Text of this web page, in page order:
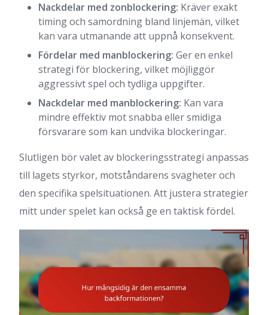
Nackdelar med zonblockering: Kräver exakt
timing och samordning bland linjemän, vilket
kan vara utmanande att uppnå konsekvent.
Fördelar med manblockering: Ger en enkel
strategi för blockering, vilket möjliggör
aggressivt spel och tydliga uppgifter.
Nackdelar med manblockering: Kan vara
mindre effektiv mot snabba eller smidiga
försvarare som kan undvika blockeringar.
Slutligen bör valet av blockeringsstrategi anpassas
till lagets styrkor, motståndarens svagheter och
den specifika spelsituationen. Att justera strategier
mitt under spelet kan också ge en taktisk fördel.